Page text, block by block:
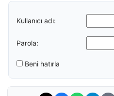
Kullanıcı adı:
Parola:
Beni hatırla